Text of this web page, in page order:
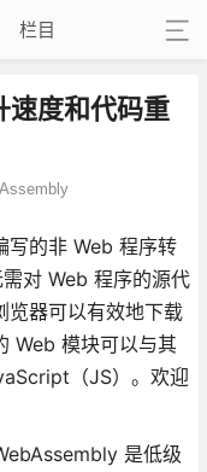
栏目
度和代码重
写的非 Web 程序转
对 Web 程序的源代
览器可以有效地下载
Web 模块可以与其
（JS）。欢迎
是低级